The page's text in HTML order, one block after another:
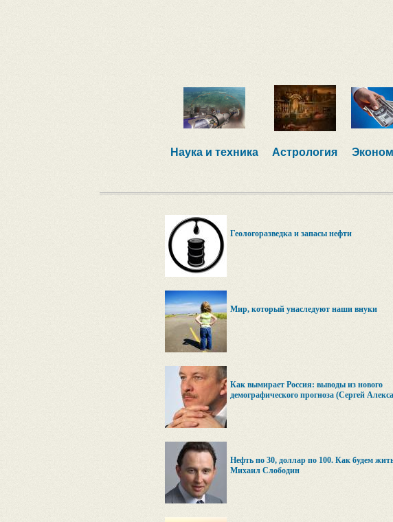
Наука и техника Астрология
Геологоразведка и запасы нефти
Мир, который унаследуют наши внуки
Как вымирает Россия: выводы из нового
демографического прогноза (Сергей
Нефть по 30, доллар по 100. Как будем
Михаил Слободин